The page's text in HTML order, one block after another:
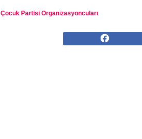
Çocuk Partisi Organizasyoncuları